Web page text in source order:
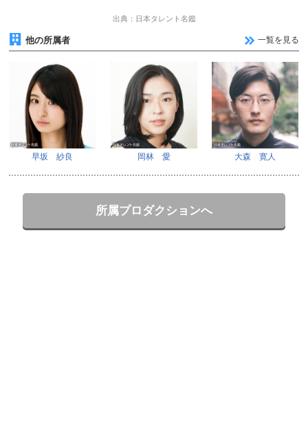
出典：日本タレント名鑑
他の所属者 一覧を見る
早坂 紗良 岡林 愛 大森 寛人
所属プロダクションへ